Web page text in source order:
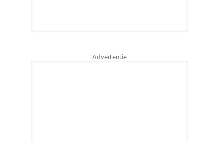
Advertentie